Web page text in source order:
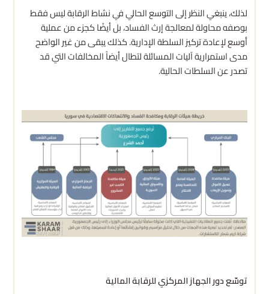
لذلك، ينبغي النظر إلى التوسع الحالي في نشاط الرقابة ليس فقط
بوصفه محاولة لمعالجة إرث الفساد، بل أيضًا كجزء من عملية
أوسع لإعادة تركيز السلطة الإدارية. كذلك يبقى من غير الواضح
مدى استمرارية آليات المسائلة لتطال أيضاً المخالفات التي قد
تصدر عن السلطات الحالية.
توسّع دور الجهاز المركزي للرقابة المالية